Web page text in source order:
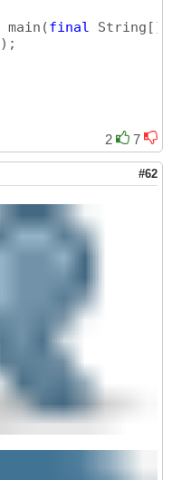
main (final String [ ]
)
2
7
#62